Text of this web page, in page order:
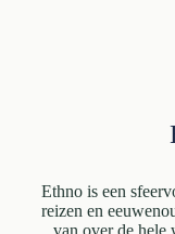
Ethno is een
reizen en
van over de hele